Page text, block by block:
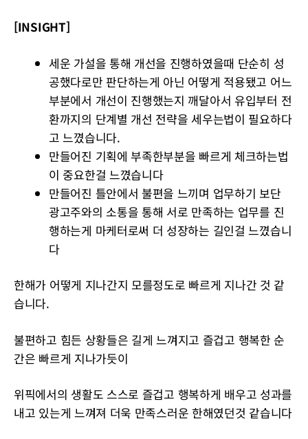
[INSIGHT]
세운 가설을 통해 개선을 진행하였을때 단순히 성
공했다로만 판단하는게 아닌 어떻게 적용됐고 어느
부분에서 개선이 진행했는지 깨달아서 유입부터 전
환까지의 단계별 개선 전략을 세우는법이 필요하다
고 느꼈습니다.
만들어진 기획에 부족한부분을 빠르게 체크하는법
이 중요한걸 느꼈습니다
만들어진 틀안에서 불편을 느끼며 업무하기 보단
광고주와의 소통을 통해 서로 만족하는 업무를 진
행하는게 마케터로써 더 성장하는 길인걸 느꼈습니
다
한해가 어떻게 지나간지 모를정도로 빠르게 지나간 것 같
습니다.
불편하고 힘든 상황들은 길게 느껴지고 즐겁고 행복한 순
간은 빠르게 지나가듯이
위픽에서의 생활도 스스로 즐겁고 행복하게 배우고 성과를
내고 있는게 느껴져 더욱 만족스러운 한해였던것 같습니다